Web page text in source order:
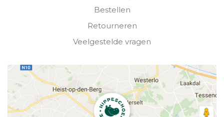
Bestellen
Retourneren
Veelgestelde vragen